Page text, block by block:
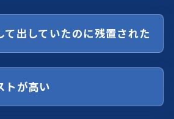
て出していたのに残置された
トが高い